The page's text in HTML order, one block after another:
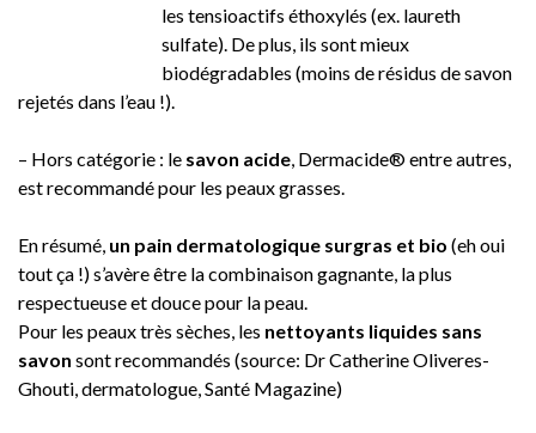
les tensioactifs éthoxylés (ex. laureth
sulfate). De plus, ils sont mieux
biodégradables (moins de résidus de savon
rejetés dans l’eau !).
– Hors catégorie : le savon acide, Dermacide® entre autres,
est recommandé pour les peaux grasses.
En résumé, un pain dermatologique surgras et bio (eh oui
tout ça !) s’avère être la combinaison gagnante, la plus
respectueuse et douce pour la peau.
Pour les peaux très sèches, les nettoyants liquides sans
savon sont recommandés (source: Dr Catherine Oliveres-
Ghouti, dermatologue, Santé Magazine)